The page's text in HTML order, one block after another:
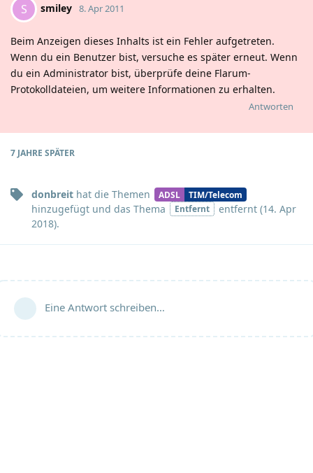
S smiley 8. Apr 2011
Beim Anzeigen dieses Inhalts ist ein Fehler aufgetreten.
Wenn du ein Benutzer bist, versuche es später erneut. Wenn
du ein Administrator bist, überprüfe deine Flarum-
Protokolldateien, um weitere Informationen zu erhalten.
Antworten
7 JAHRE SPÄTER
donbreit hat die Themen ADSL TIM/Telecom
hinzugefügt und das Thema Entfernt entfernt (14. Apr
2018).
Eine Antwort schreiben…